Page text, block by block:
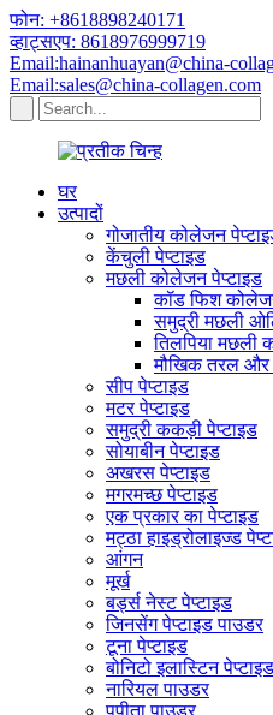
फोन: +8618898240171
व्हाट्सएप: 8618976999719
Email:hainanhuayan@china-
Email:sales@china-collagen.com
घर
उत्पादों
गोजातीय कोलेजन
केंचुली पेप्टाइड
मछली कोलेजन पेप्टाइड
कॉड फिश
समुद्री मछली
तिलपिया मछली
मौखिक तरल और
सीप पेप्टाइड
मटर पेप्टाइड
समुद्री ककड़ी पेप्टाइड
सोयाबीन पेप्टाइड
अखरस पेप्टाइड
मगरमच्छ पेप्टाइड
एक प्रकार का पेप्टाइड
मट्ठा हाइड्रोलाइज्ड
आंगन
मूर्ख
बर्ड्स नेस्ट पेप्टाइड
जिनसेंग पेप्टाइड पाउडर
टूना पेप्टाइड
बोनिटो इलास्टिन पेप्टाइड
नारियल पाउडर
पपीता पाउडर